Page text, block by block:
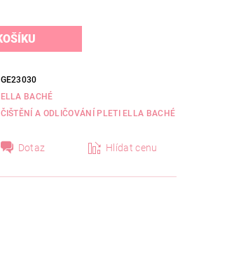
GE23030
ELLA BACHÉ
ČIŠTĚNÍ A ODLIČOVÁNÍ PLETI ELLA BACHÉ
Dotaz Hlídat cenu